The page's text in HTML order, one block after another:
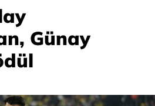
Günay